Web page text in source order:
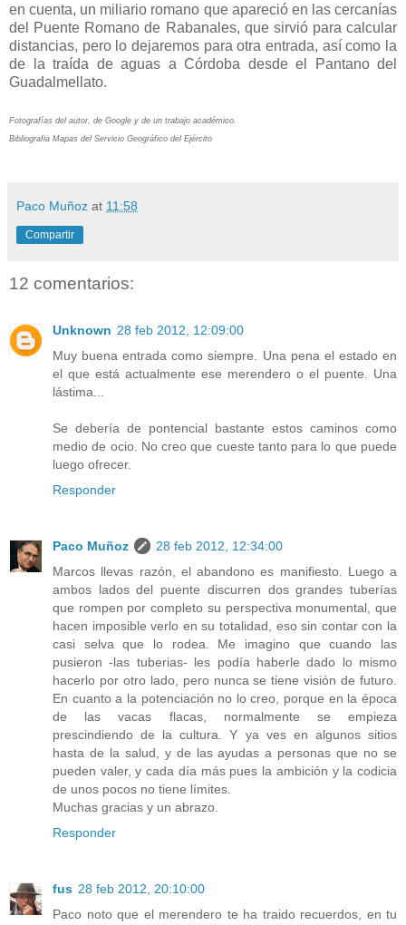
en cuenta, un miliario romano que apareció en las cercanías
del Puente Romano de Rabanales, que sirvió para calcular
distancias, pero lo dejaremos para otra entrada, así como la
de la traída de aguas a Córdoba desde el Pantano del
Guadalmellato.
Fotografías del autor, de Google y de un trabajo académico.
Bibliografia Mapas del Servicio Geográfico del Ejército
Paco Muñoz at 11:58
Compartir
12 comentarios:
Unknown 28 feb 2012, 12:09:00
Muy buena entrada como siempre. Una pena el estado en
el que está actualmente ese merendero o el puente. Una
lástima...
Se debería de pontencial bastante estos caminos como
medio de ocio. No creo que cueste tanto para lo que puede
luego ofrecer.
Responder
Paco Muñoz
28 feb 2012, 12:34:00
Marcos llevas razón, el abandono es manifiesto. Luego a
ambos lados del puente discurren dos grandes tuberías
que rompen por completo su perspectiva monumental, que
hacen imposible verlo en su totalidad, eso sin contar con la
casi selva que lo rodea. Me imagino que cuando las
pusieron -las tuberias- les podía haberle dado lo mismo
hacerlo por otro lado, pero nunca se tiene visión de futuro.
En cuanto a la potenciación no lo creo, porque en la época
de las vacas flacas, normalmente se empieza
prescindiendo de la cultura. Y ya ves en algunos sitios
hasta de la salud, y de las ayudas a personas que no se
pueden valer, y cada día más pues la ambición y la codicia
de unos pocos no tiene límites.
Muchas gracias y un abrazo.
Responder
fus 28 feb 2012, 20:10:00
Paco noto que el merendero te ha traido recuerdos, en tu